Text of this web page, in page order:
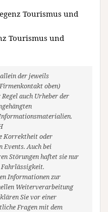
Tourismus und
Tourismus und
der jeweils
oben)
auch Urheber der
Korrektheit oder
Events. Auch bei
Störungen haftet sie nur
Informationen zur
Weiterverarbeitung
Sie vor einer
Fragen mit dem